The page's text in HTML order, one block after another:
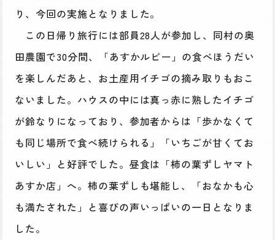
り、今回の実施となりました。
この日帰り旅行には部員28人が参加し、同村の奥
田農園で30分間、「あすかルビー」の食べほうだい
を楽しんだあと、お土産用イチゴの摘み取りもおこ
ないました。ハウスの中には真っ赤に熟したイチゴ
が鈴なりになっており、参加者からは「歩かなくて
も同じ場所で食べ続けられる」「いちごが甘くてお
いしい」と好評でした。昼食は「柿の葉ずしヤマト
あすか店」へ。柿の葉ずしも堪能し、「おなかも心
も満たされた」と喜びの声いっぱいの一日となりま
した。